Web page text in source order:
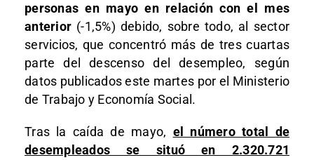
personas en mayo en relación con el mes
anterior (-1,5%) debido, sobre todo, al sector
servicios, que concentró más de tres cuartas
parte del descenso del desempleo, según
datos publicados este martes por el Ministerio
de Trabajo y Economía Social.
Tras la caída de mayo, el número total de
desempleados se situó en 2.320.721